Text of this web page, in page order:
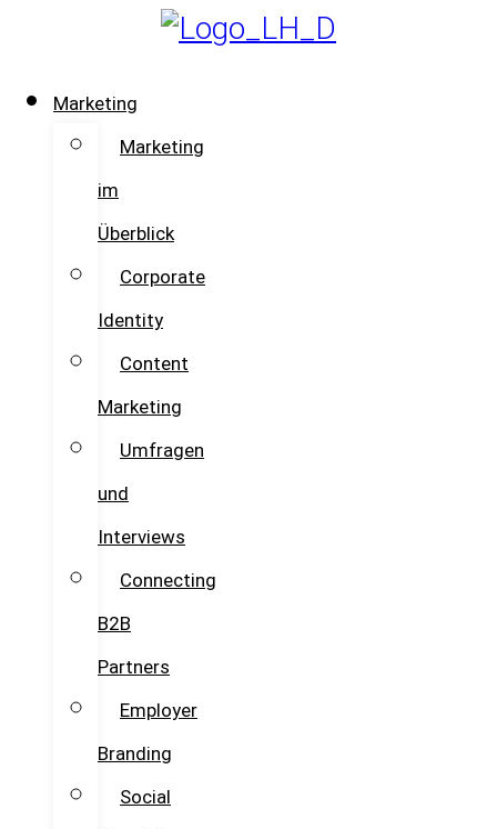
content
Marketing
Marketing
im
Überblick
Corporate
Identity
Content
Marketing
Umfragen
und
Interviews
Connecting
B2B
Partners
Employer
Branding
Social